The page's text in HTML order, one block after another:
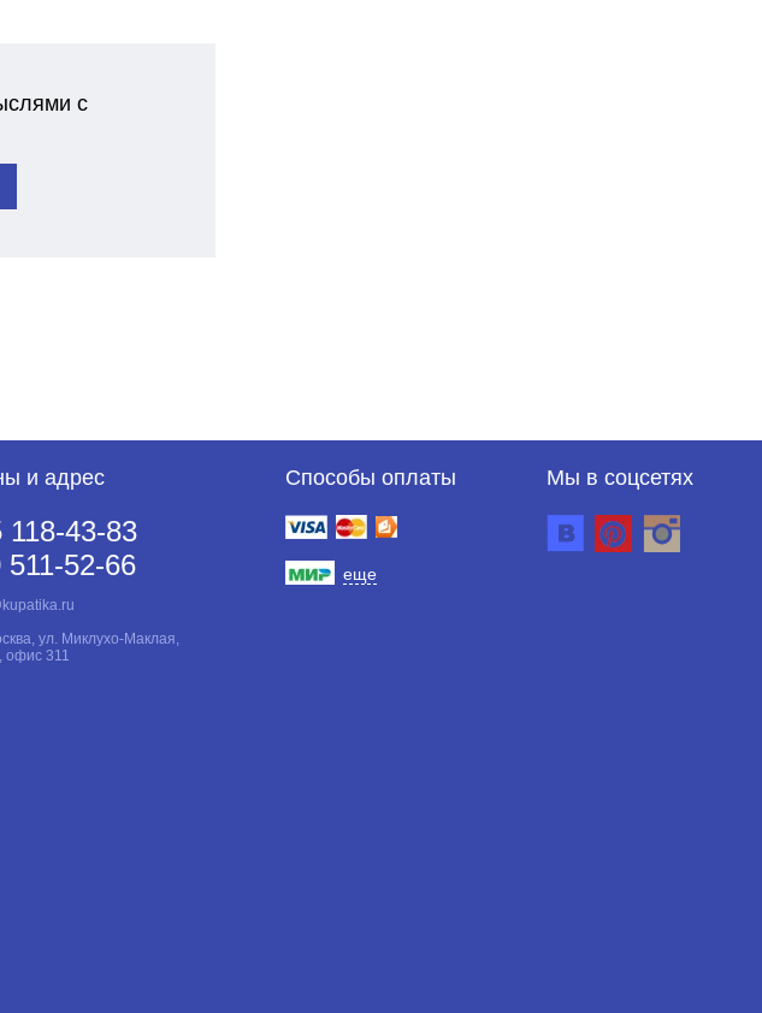
с
и адрес
118-43-83
511-52-66
ул. Миклухо-Маклая,
офис 311
Способы оплаты
еще
Мы в соцсетях